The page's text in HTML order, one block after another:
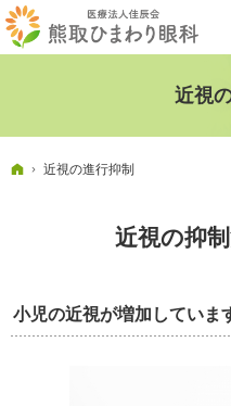
近視
ホーム
近視の進行抑制
近視の抑
小児の近視が増加していま